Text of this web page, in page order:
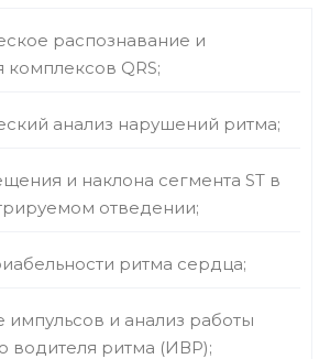
распознавание и
комплексов QRS;
анализ нарушений ритма;
и наклона сегмента ST в
отведении;
ритма сердца;
импульсов и анализ работы
водителя ритма (ИВР);